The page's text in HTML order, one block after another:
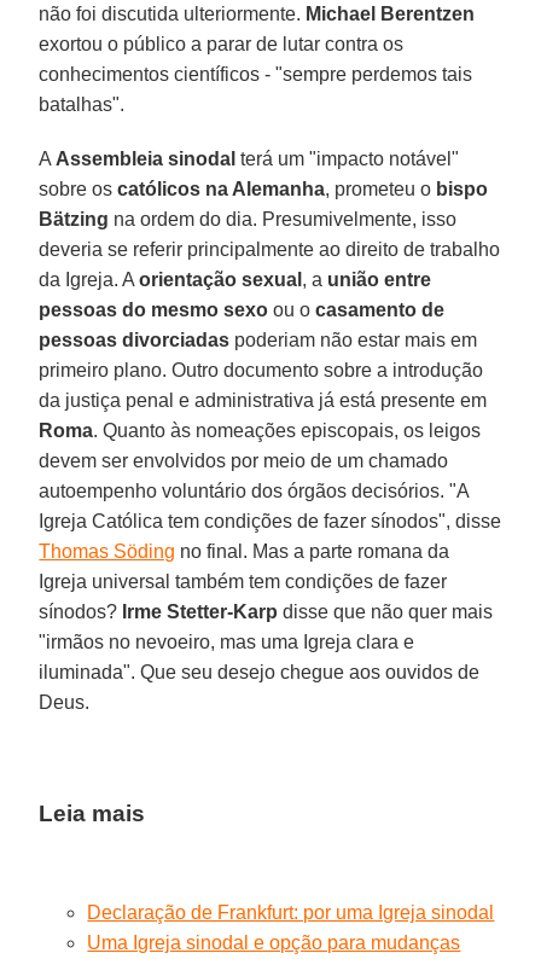
não foi discutida ulteriormente. Michael Berentzen
exortou o público a parar de lutar contra os
conhecimentos científicos - "sempre perdemos tais
batalhas".
A Assembleia sinodal terá um "impacto notável"
sobre oscatólicos na Alemanha, prometeu o bispo
Bätzing na ordem do dia. Presumivelmente, isso
deveria se referir principalmente ao direito de trabalho
da Igreja. Aorientação sexual , a união entre
pessoas do mesmo sexo ou ocasamento de
pessoas divorciadas poderiam não estar mais em
primeiro plano. Outro documento sobre a introdução
da justiça penal e administrativa já está presente em
Roma. Quanto às nomeações episcopais, os leigos
devem ser envolvidos por meio de um chamado
autoempenho voluntário dos órgãos decisórios. "A
Igreja Católica tem condições de fazer sínodos", disse
Thomas Söding no final. Mas a parte romana da
Igreja universal também tem condições de fazer
sínodos? Irme Stetter-Karp disse que não quer mais
"irmãos no nevoeiro, mas uma Igreja clara e
iluminada". Que seu desejo chegue aos ouvidos de
Deus.
Leia mais
Declaração de Frankfurt: por uma Igreja sinodal
Uma Igreja sinodal e opção para mudanças